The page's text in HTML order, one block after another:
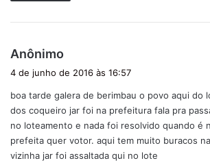
Anônimo
s
e
:
4 de junho de 2016 às 16:57
boa tarde galera de berimbau o povo aqui do
dos coqueiro jar foi na prefeitura fala pra
no loteamento e nada foi resolvido quando é
prefeita quer votor. aqui tem muito buracos
vizinha jar foi assaltada qui no lote